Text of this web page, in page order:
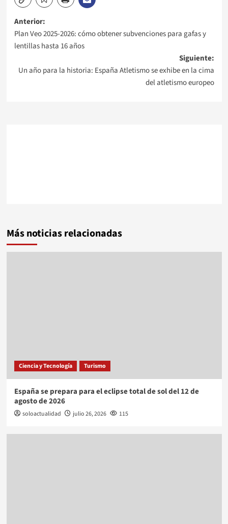
Navegación
de
entradas
Anterior:
Plan Veo 2025-2026: cómo obtener subvenciones para gafas y
lentillas hasta 16 años
Siguiente:
Un año para la historia: España Atletismo se exhibe en la cima
del atletismo europeo
Más noticias relacionadas
Ciencia y Tecnología Turismo
España se prepara para el eclipse total de sol del 12 de
agosto de 2026
soloactualidad julio 26, 2026 115